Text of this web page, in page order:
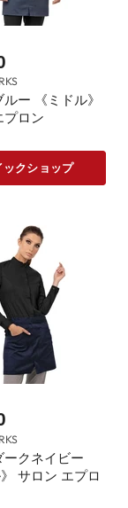
ー 《ミドル》
プロン
ックショップ
ークネイビー
》 サロン エプロ